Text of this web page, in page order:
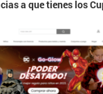
a que tienes los